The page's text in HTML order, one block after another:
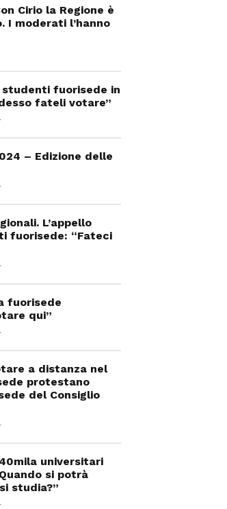
Cirio la Regione è
I moderati l’hanno
fuorisede in
fateli votare”
– Edizione delle
L’appello
fuorisede: “Fateci
fuorisede
qui”
a distanza nel
protestano
del Consiglio
universitari
si potrà
studia?”